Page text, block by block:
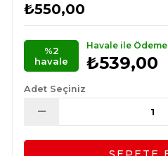
₺550,00
Havale ile Ödeme
₺539,00
%2
havale
Adet Seçiniz